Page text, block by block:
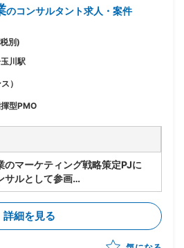
易度は高くなく、地道なディ
ンとなります。
システム領域は、弊社コンサル
しながら構想ロードマップを作
されているポイントは、OMO機
活用によるパーソナライズ
のコンサルタント求人・案件
別)
川駅
）
型PMO
のマーケティング戦略策定PJに
サルとして参画
管理KPIの策定、データ可視化を
実施
し戦術レベルでPDCAを実行、事
詳細を見る